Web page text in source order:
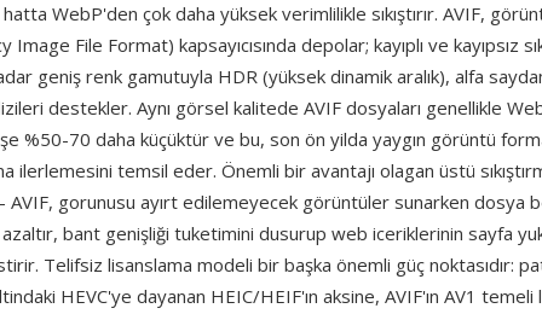
WebP'den çok daha yüksek verimlilikle sıkıştırır. AVIF,
Image File Format) kapsayıcısında depolar; kayıplı ve kayıpsız
geniş renk gamutuyla HDR (yüksek dinamik aralık), alfa
destekler. Aynı görsel kalitede AVIF dosyaları genellikle
%50-70 daha küçüktür ve bu, son ön yilda yaygın görüntü
ilerlemesini temsil eder. Önemli bir avantajı olagan üstü
gorunusu ayırt edilemeyecek görüntüler sunarken dosya
bant genişliği tuketimini dusurup web iceriklerinin sayfa
Telifsiz lisanslama modeli bir başka önemli güç noktasıdır:
HEVC'ye dayanan HEIC/HEIF'ın aksine, AVIF'ın AV1